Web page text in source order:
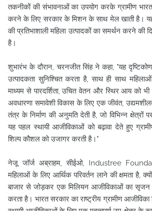
तकनीकों की संभावनाओं का उपयोग करके ग्रामीण
करने के लिए सरकार के मिशन के साथ मेल खाती है। यह
की प्रतिभाशाली महिला उत्पादकों का समर्थन करने की
है।
शुभारंभ के दौरान, चरनजीत सिंह ने कहा, "यह दृष्टिकोण
उत्पादकता सुनिश्चित करता है, साथ ही साथ
माध्यम से पारदर्शिता, उचित वेतन और स्थिर आय को
अवधारणा समावेशी विकास के लिए एक जीवंत,
तंत्र के निर्माण की अनुमति देती है, जो विभिन्न क्षेत्रों
यह पहल स्थायी आजीविकाओं को बढ़ावा देते हुए
शिल्प कौशल को उजागर करती है।"
नेजू जॉर्ज अब्राहम, सीईओ, Industree
महिलाओं के लिए आर्थिक परिवर्तन लाने की क्षमता है,
बाजार से जोड़कर एक मिलियन आजीविकाओं का
करता है। भारत सरकार का राष्ट्रीय ग्रामीण